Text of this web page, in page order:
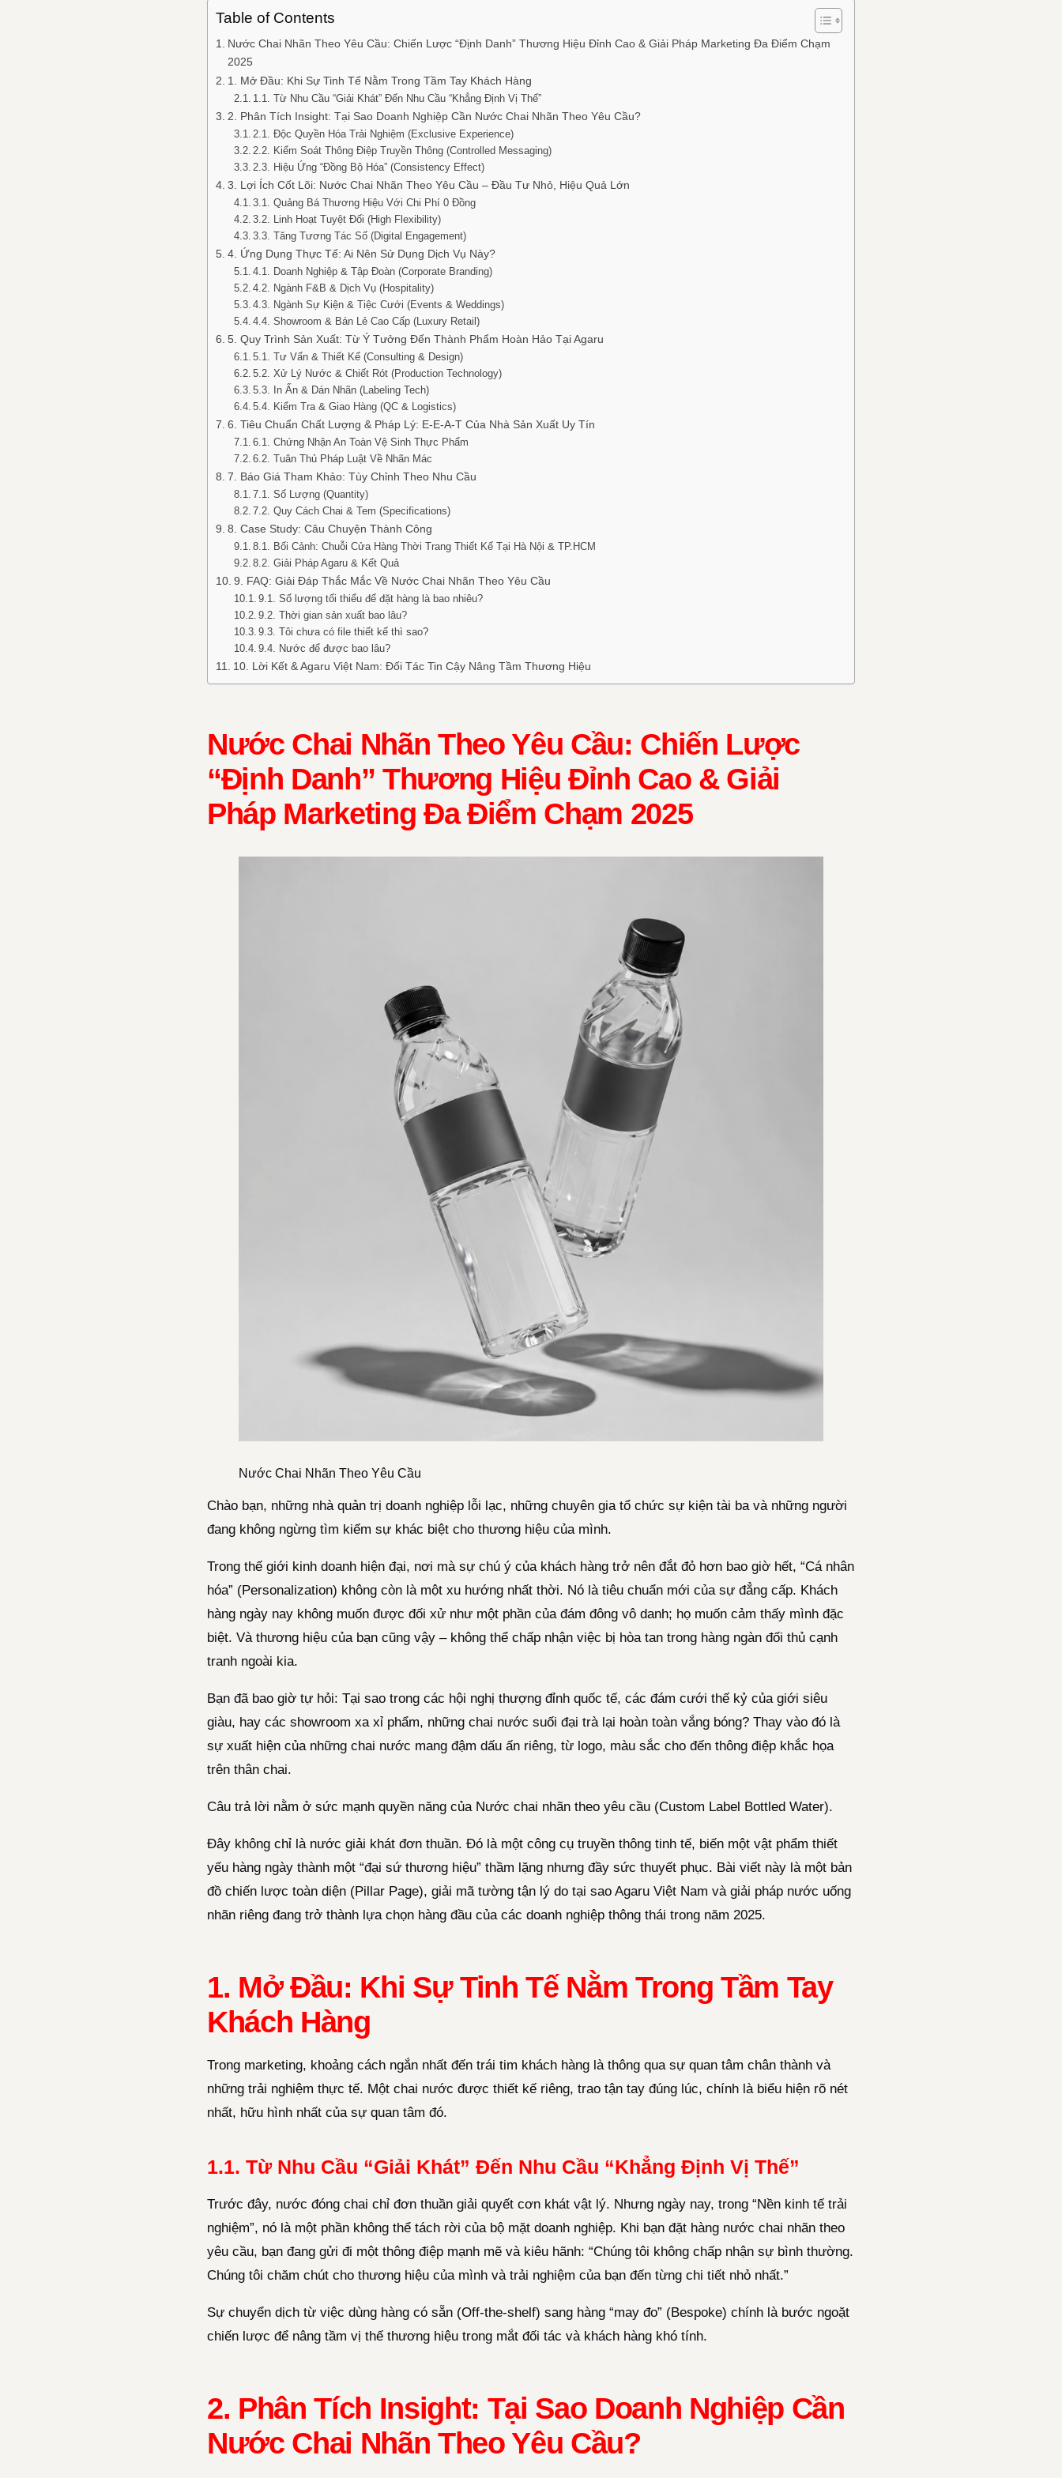
Table of Contents
Nước Chai Nhãn Theo Yêu Cầu: Chiến Lược “Định Danh” Thương Hiệu Đỉnh Cao & Giải Pháp Marketing Đa Điểm Chạm
2025
1. Mở Đầu: Khi Sự Tinh Tế Nằm Trong Tầm Tay Khách Hàng
1.1. Từ Nhu Cầu “Giải Khát” Đến Nhu Cầu “Khẳng Định Vị Thế”
2. Phân Tích Insight: Tại Sao Doanh Nghiệp Cần Nước Chai Nhãn Theo Yêu Cầu?
2.1. Độc Quyền Hóa Trải Nghiệm (Exclusive Experience)
2.2. Kiểm Soát Thông Điệp Truyền Thông (Controlled Messaging)
2.3. Hiệu Ứng “Đồng Bộ Hóa” (Consistency Effect)
3. Lợi Ích Cốt Lõi: Nước Chai Nhãn Theo Yêu Cầu – Đầu Tư Nhỏ, Hiệu Quả Lớn
3.1. Quảng Bá Thương Hiệu Với Chi Phí 0 Đồng
3.2. Linh Hoạt Tuyệt Đối (High Flexibility)
3.3. Tăng Tương Tác Số (Digital Engagement)
4. Ứng Dụng Thực Tế: Ai Nên Sử Dụng Dịch Vụ Này?
4.1. Doanh Nghiệp & Tập Đoàn (Corporate Branding)
4.2. Ngành F&B & Dịch Vụ (Hospitality)
4.3. Ngành Sự Kiện & Tiệc Cưới (Events & Weddings)
4.4. Showroom & Bán Lẻ Cao Cấp (Luxury Retail)
5. Quy Trình Sản Xuất: Từ Ý Tưởng Đến Thành Phẩm Hoàn Hảo Tại Agaru
5.1. Tư Vấn & Thiết Kế (Consulting & Design)
5.2. Xử Lý Nước & Chiết Rót (Production Technology)
5.3. In Ấn & Dán Nhãn (Labeling Tech)
5.4. Kiểm Tra & Giao Hàng (QC & Logistics)
6. Tiêu Chuẩn Chất Lượng & Pháp Lý: E-E-A-T Của Nhà Sản Xuất Uy Tín
6.1. Chứng Nhận An Toàn Vệ Sinh Thực Phẩm
6.2. Tuân Thủ Pháp Luật Về Nhãn Mác
7. Báo Giá Tham Khảo: Tùy Chỉnh Theo Nhu Cầu
7.1. Số Lượng (Quantity)
7.2. Quy Cách Chai & Tem (Specifications)
8. Case Study: Câu Chuyện Thành Công
8.1. Bối Cảnh: Chuỗi Cửa Hàng Thời Trang Thiết Kế Tại Hà Nội & TP.HCM
8.2. Giải Pháp Agaru & Kết Quả
9. FAQ: Giải Đáp Thắc Mắc Về Nước Chai Nhãn Theo Yêu Cầu
9.1. Số lượng tối thiểu để đặt hàng là bao nhiêu?
9.2. Thời gian sản xuất bao lâu?
9.3. Tôi chưa có file thiết kế thì sao?
9.4. Nước để được bao lâu?
10. Lời Kết & Agaru Việt Nam: Đối Tác Tin Cậy Nâng Tầm Thương Hiệu
Nước Chai Nhãn Theo Yêu Cầu: Chiến Lược
“Định Danh” Thương Hiệu Đỉnh Cao & Giải
Pháp Marketing Đa Điểm Chạm 2025
Nước Chai Nhãn Theo Yêu Cầu
Chào bạn, những nhà quản trị doanh nghiệp lỗi lạc, những chuyên gia tổ chức sự kiện tài ba và những người
đang không ngừng tìm kiếm sự khác biệt cho thương hiệu của mình.
Trong thế giới kinh doanh hiện đại, nơi mà sự chú ý của khách hàng trở nên đắt đỏ hơn bao giờ hết, “Cá nhân
hóa” (Personalization) không còn là một xu hướng nhất thời. Nó là tiêu chuẩn mới của sự đẳng cấp. Khách
hàng ngày nay không muốn được đối xử như một phần của đám đông vô danh; họ muốn cảm thấy mình đặc
biệt. Và thương hiệu của bạn cũng vậy – không thể chấp nhận việc bị hòa tan trong hàng ngàn đối thủ cạnh
tranh ngoài kia.
Bạn đã bao giờ tự hỏi: Tại sao trong các hội nghị thượng đỉnh quốc tế, các đám cưới thế kỷ của giới siêu
giàu, hay các showroom xa xỉ phẩm, những chai nước suối đại trà lại hoàn toàn vắng bóng? Thay vào đó là
sự xuất hiện của những chai nước mang đậm dấu ấn riêng, từ logo, màu sắc cho đến thông điệp khắc họa
trên thân chai.
Câu trả lời nằm ở sức mạnh quyền năng của Nước chai nhãn theo yêu cầu (Custom Label Bottled Water).
Đây không chỉ là nước giải khát đơn thuần. Đó là một công cụ truyền thông tinh tế, biến một vật phẩm thiết
yếu hàng ngày thành một “đại sứ thương hiệu” thầm lặng nhưng đầy sức thuyết phục. Bài viết này là một bản
đồ chiến lược toàn diện (Pillar Page), giải mã tường tận lý do tại sao Agaru Việt Nam và giải pháp nước uống
nhãn riêng đang trở thành lựa chọn hàng đầu của các doanh nghiệp thông thái trong năm 2025.
1. Mở Đầu: Khi Sự Tinh Tế Nằm Trong Tầm Tay
Khách Hàng
Trong marketing, khoảng cách ngắn nhất đến trái tim khách hàng là thông qua sự quan tâm chân thành và
những trải nghiệm thực tế. Một chai nước được thiết kế riêng, trao tận tay đúng lúc, chính là biểu hiện rõ nét
nhất, hữu hình nhất của sự quan tâm đó.
1.1. Từ Nhu Cầu “Giải Khát” Đến Nhu Cầu “Khẳng Định Vị Thế”
Trước đây, nước đóng chai chỉ đơn thuần giải quyết cơn khát vật lý. Nhưng ngày nay, trong “Nền kinh tế trải
nghiệm”, nó là một phần không thể tách rời của bộ mặt doanh nghiệp. Khi bạn đặt hàng nước chai nhãn theo
yêu cầu, bạn đang gửi đi một thông điệp mạnh mẽ và kiêu hãnh: “Chúng tôi không chấp nhận sự bình thường.
Chúng tôi chăm chút cho thương hiệu của mình và trải nghiệm của bạn đến từng chi tiết nhỏ nhất.”
Sự chuyển dịch từ việc dùng hàng có sẵn (Off-the-shelf) sang hàng “may đo” (Bespoke) chính là bước ngoặt
chiến lược để nâng tầm vị thế thương hiệu trong mắt đối tác và khách hàng khó tính.
2. Phân Tích Insight: Tại Sao Doanh Nghiệp Cần
Nước Chai Nhãn Theo Yêu Cầu?